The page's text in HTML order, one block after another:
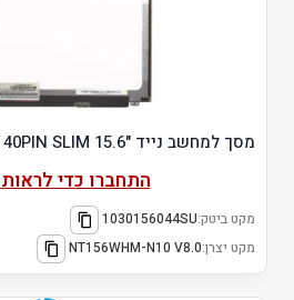
מסך למחשב נייד "15.6 LED 1366X768 40PIN SLIM
התחברו כדי
מקט ביטק:1030156044SU
מקט יצרן:NT156WHM-N10 V8.0